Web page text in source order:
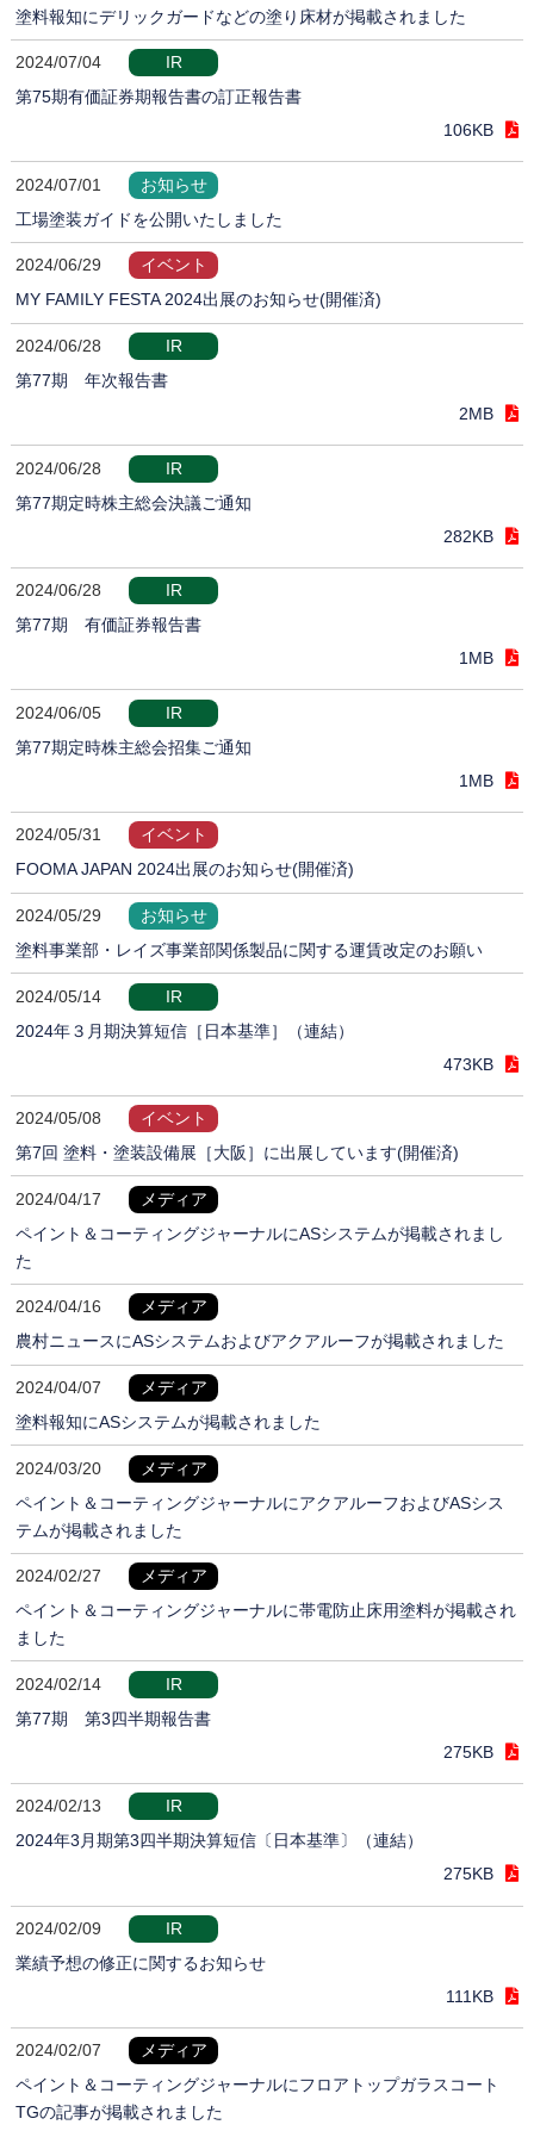
塗料報知にデリックガードなどの塗り床材が掲載されました
2024/07/04
IR
第75期有価証券期報告書の訂正報告書
106KB
2024/07/01
お知らせ
工場塗装ガイドを公開いたしました
2024/06/29
イベント
MY FAMILY FESTA 2024出展のお知らせ(開催済)
2024/06/28
IR
第77期 年次報告書
2MB
2024/06/28
IR
第77期定時株主総会決議ご通知
282KB
2024/06/28
IR
第77期 有価証券報告書
1MB
2024/06/05
IR
第77期定時株主総会招集ご通知
1MB
2024/05/31
イベント
FOOMA JAPAN 2024出展のお知らせ(開催済)
2024/05/29
お知らせ
塗料事業部・レイズ事業部関係製品に関する運賃改定のお願い
2024/05/14
IR
2024年３月期決算短信［日本基準］（連結）
473KB
2024/05/08
イベント
第7回 塗料・塗装設備展［大阪］に出展しています(開催済)
2024/04/17
メディア
ペイント＆コーティングジャーナルにASシステムが掲載されまし
た
2024/04/16
メディア
農村ニュースにASシステムおよびアクアルーフが掲載されました
2024/04/07
メディア
塗料報知にASシステムが掲載されました
2024/03/20
メディア
ペイント＆コーティングジャーナルにアクアルーフおよびASシス
テムが掲載されました
2024/02/27
メディア
ペイント＆コーティングジャーナルに帯電防止床用塗料が掲載され
ました
2024/02/14
IR
第77期 第3四半期報告書
275KB
2024/02/13
IR
2024年3月期第3四半期決算短信〔日本基準〕（連結）
275KB
2024/02/09
IR
業績予想の修正に関するお知らせ
111KB
2024/02/07
メディア
ペイント＆コーティングジャーナルにフロアトップガラスコート
TGの記事が掲載されました